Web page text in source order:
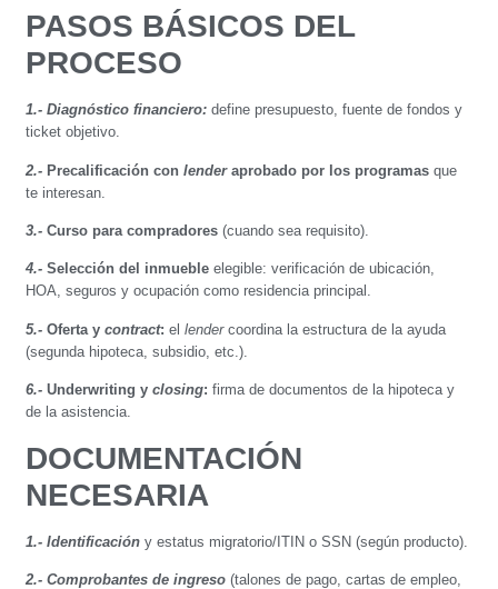
PASOS BÁSICOS DEL
PROCESO
1.- Diagnóstico financiero: define presupuesto, fuente de fondos y
ticket objetivo.
2.- Precalificación conlenderaprobado por los programas que
te interesan.
3.- Curso para compradores (cuando sea requisito).
4.-Selección del inmueble elegible: verificación de ubicación,
HOA, seguros y ocupación como residencia principal.
5.-Oferta ycontract: ellendercoordina la estructura de la ayuda
(segunda hipoteca, subsidio, etc.).
6.-Underwriting yclosing: firma de documentos de la hipoteca y
de la asistencia.
DOCUMENTACIÓN
NECESARIA
1.- Identificación y estatus migratorio/ITIN o SSN (según producto).
2.- Comprobantes de ingreso (talones de pago, cartas de empleo,